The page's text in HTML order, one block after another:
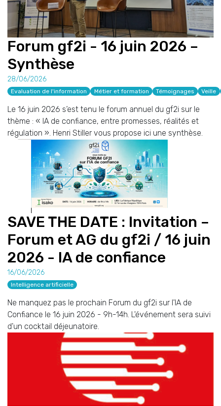
Forum gf2i - 16 juin 2026 –
Synthèse
28/06/2026
Evaluation de l'information Métier et formation Témoignages Veille
Le 16 juin 2026 s’est tenu le forum annuel du gf2i sur le
thème : « IA de confiance, entre promesses, réalités et
régulation ». Henri Stiller vous propose ici une synthèse.
SAVE THE DATE : Invitation –
Forum et AG du gf2i / 16 juin
2026 - IA de confiance
16/06/2026
Intelligence artificielle
Ne manquez pas le prochain Forum du gf2i sur l'IA de
Confiance le 16 juin 2026 - 9h-14h. L'événement sera suivi
d'un cocktail déjeunatoire.